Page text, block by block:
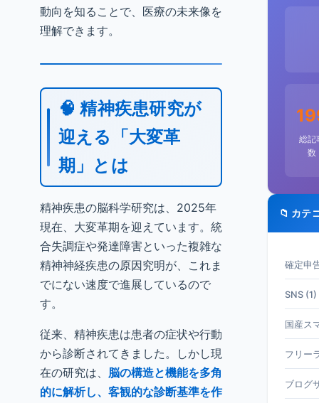
動向を知ることで、医療の未来像を
理解できます。
🧠 精神疾患研究が
迎える「大変革
期」とは
精神疾患の脳科学研究は、2025年
現在、大変革期を迎えています。統
合失調症や発達障害といった複雑な
精神神経疾患の原因究明が、これま
でにない速度で進展しているので
す。
従来、精神疾患は患者の症状や行動
から診断されてきました。しかし現
在の研究は、 脳の構造と機能を多角
的に解析し、客観的な診断基準を作
総記
数
📁 カテ
確定申
SNS (1)
国産ス
フリー
ブログ